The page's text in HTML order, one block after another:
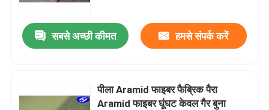
सबसे अच्छी कीमत हमसे संपर्क करें
पीला Aramid फाइबर फैब्रिक पैरा
Aramid फाइबर घूंघट केवल गैर बुना